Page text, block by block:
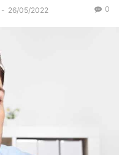
- 26/05/2022 0